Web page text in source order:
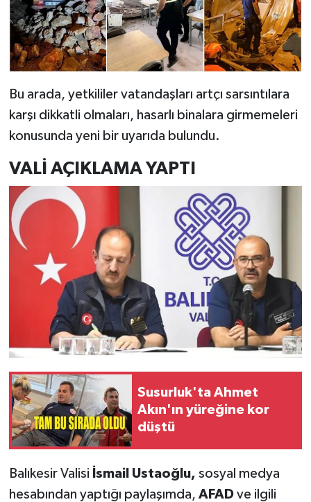
Bu arada, yetkililer vatandaşları artçı sarsıntılara
karşı dikkatli olmaları, hasarlı binalara girmemeleri
konusunda yeni bir uyarıda bulundu.
VALİ AÇIKLAMA YAPTI
Susurluk'ta Ahmet
Akın'ın yüreğine kor
düştü
Balıkesir Valisi İsmail Ustaoğlu, sosyal medya
hesabından yaptığı paylaşımda, AFAD ve ilgili